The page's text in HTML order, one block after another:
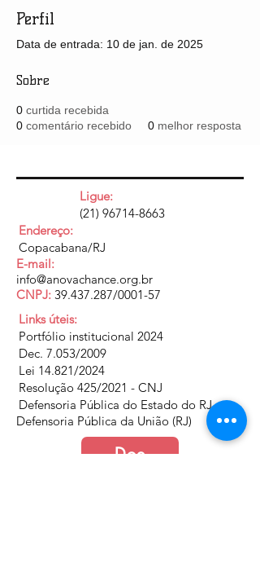
Perfil
Data de entrada: 10 de jan. de 2025
Sobre
0 curtida recebida
0 comentário recebido 0 melhor resposta
Ligue:
(21) 96714-8663
Endereço:
Copacabana/RJ
E-mail:
info@anovachance.org.br
CNPJ: 39.437.287/0001-57
Links úteis:
Portfólio institucional 2024
Dec. 7.053/2009
Lei 14.821/2024
Resolução 425/2021 - CNJ
Defensoria Pública do Estado do RJ
Defensoria Pública da União (RJ)
Doe